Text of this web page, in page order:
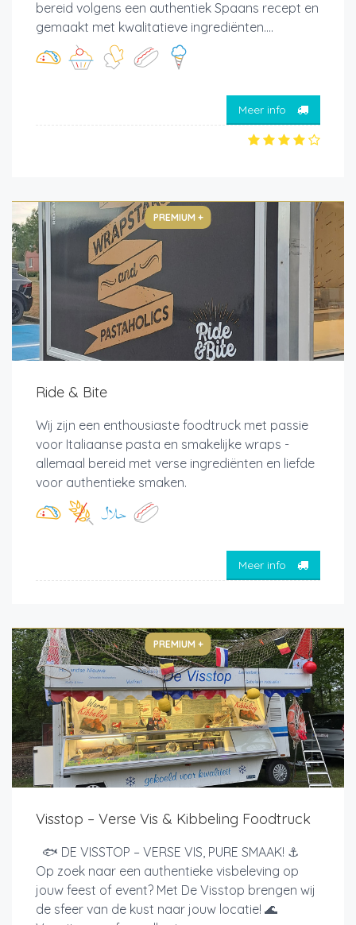
bereid volgens een authentiek Spaans recept en
gemaakt met kwalitatieve ingrediënten....
Meer info
PREMIUM +
Ride & Bite
Wij zijn een enthousiaste foodtruck met passie
voor Italiaanse pasta en smakelijke wraps -
allemaal bereid met verse ingrediënten en liefde
voor authentieke smaken.
Meer info
PREMIUM +
Visstop – Verse Vis & Kibbeling Foodtruck
🐟 DE VISSTOP – VERSE VIS, PURE SMAAK! ⚓
Op zoek naar een authentieke visbeleving op
jouw feest of event? Met De Visstop brengen wij
de sfeer van de kust naar jouw locatie! 🌊